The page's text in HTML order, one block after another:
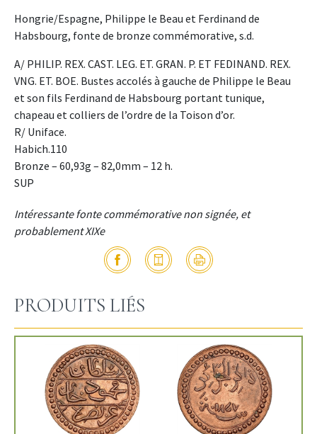
Hongrie/Espagne, Philippe le Beau et Ferdinand de
Habsbourg, fonte de bronze commémorative, s.d.
A/ PHILIP. REX. CAST. LEG. ET. GRAN. P. ET FEDINAND. REX.
VNG. ET. BOE. Bustes accolés à gauche de Philippe le Beau
et son fils Ferdinand de Habsbourg portant tunique,
chapeau et colliers de l’ordre de la Toison d’or.
R/ Uniface.
Habich.110
Bronze – 60,93g – 82,0mm – 12 h.
SUP
Intéressante fonte commémorative non signée, et
probablement XIXe
PRODUITS LIÉS